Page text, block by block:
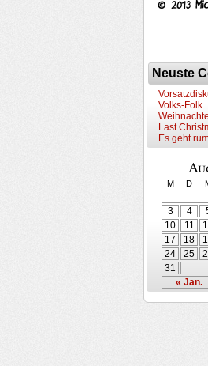
Neuste
Volks-Folk
Last
Es geht
M D
« Jan.
3
4
10
11
17
18
24
25
31